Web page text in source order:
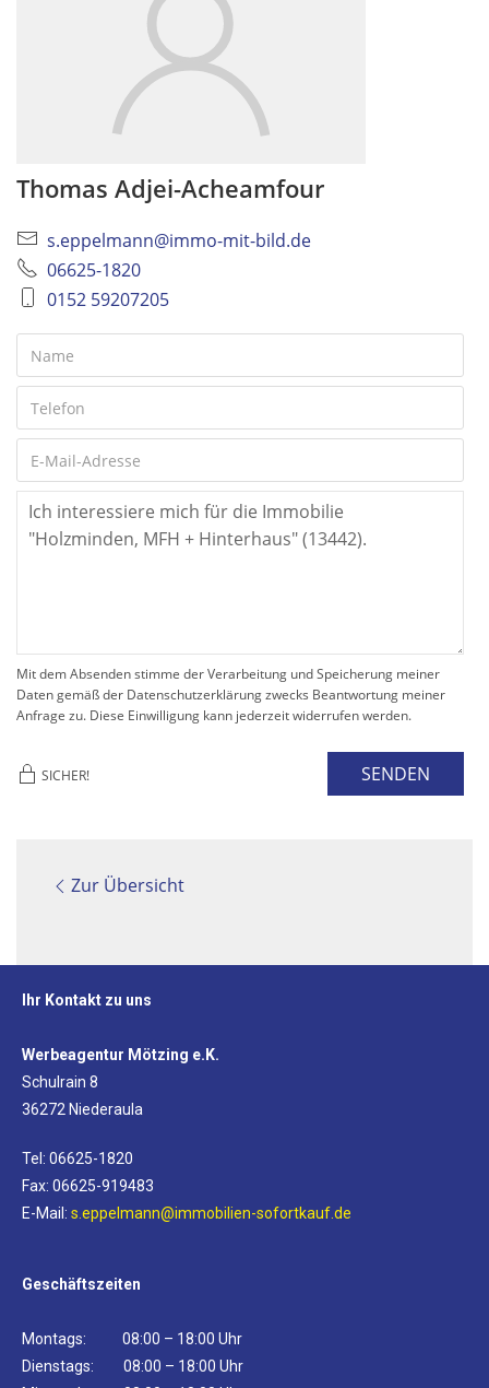
Thomas Adjei-Acheamfour
s.eppelmann@immo-mit-bild.de
06625-1820
0152 59207205
Mit dem Absenden stimme der Verarbeitung und Speicherung meiner
Daten gemäß der Datenschutzerklärung zwecks Beantwortung meiner
Anfrage zu. Diese Einwilligung kann jederzeit widerrufen werden.
SICHER! SENDEN
Zur Übersicht
Ihr Kontakt zu uns
Werbeagentur Mötzing e.K.
Schulrain 8
36272 Niederaula
Tel: 06625-1820
Fax: 06625-919483
E-Mail: s.eppelmann@immobilien-sofortkauf.de
Geschäftszeiten
Montags: 08:00 – 18:00 Uhr
Dienstags: 08:00 – 18:00 Uhr